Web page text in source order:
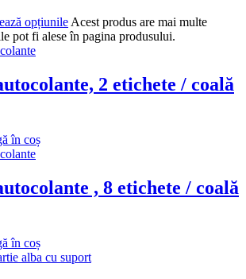
opțiunile Acest produs are mai multe
pot fi alese în pagina produsului.
2 etichete / coală
în coș
, 8 etichete / coală
în coș